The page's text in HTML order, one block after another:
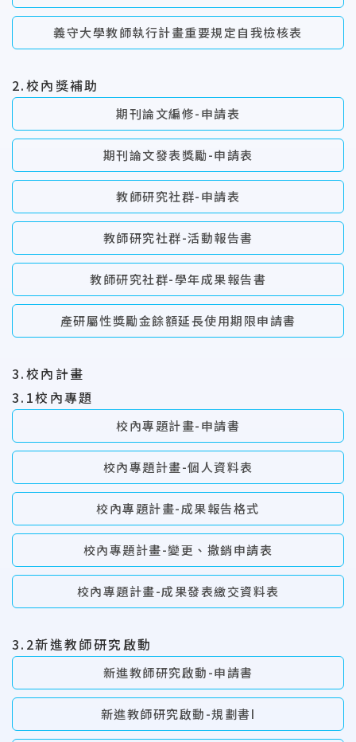
義守大學教師執行計畫重要規定自我檢核表
2.校內獎補助
期刊論文編修-申請表
期刊論文發表獎勵-申請表
教師研究社群-申請表
教師研究社群-活動報告書
教師研究社群-學年成果報告書
產研屬性獎勵金餘額延長使用期限申請書
3.校內計畫
3.1校內專題
校內專題計畫-申請書
校內專題計畫-個人資料表
校內專題計畫-成果報告格式
校內專題計畫-變更、撤銷申請表
校內專題計畫-成果發表繳交資料表
3.2新進教師研究啟動
新進教師研究啟動-申請書
新進教師研究啟動-規劃書I